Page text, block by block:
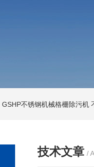
GSHP不锈钢机械格栅除污机
技术文章 /